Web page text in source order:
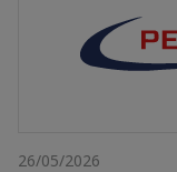
26/05/2026